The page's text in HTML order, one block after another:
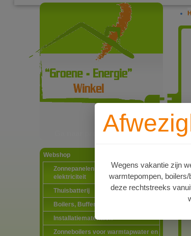
Ga naar productinformatie
Webshop
Zonnepanelen PV-systemen
elektriciteit
Thuisbatterij
Boilers, Buffervaten en toebehoren
Installatiematerialen
Zonneboilers voor warmtapwater en
Wegens vakantie zijn
warmtepompen,
deze rechtstreeks